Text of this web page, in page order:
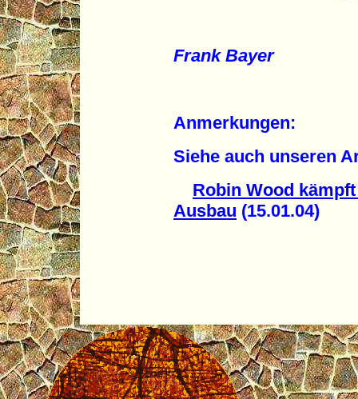
Frank Bayer
Anmerkungen:
Siehe auch unseren
Robin Wood
Ausbau (15.01.04)